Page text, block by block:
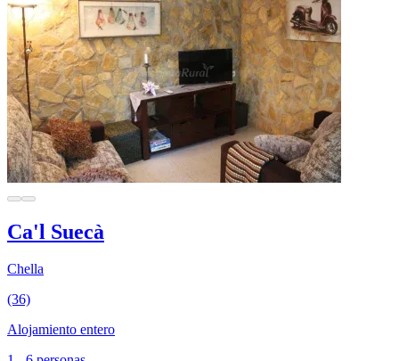
Ca'l Suecà
Chella
(36)
Alojamiento entero